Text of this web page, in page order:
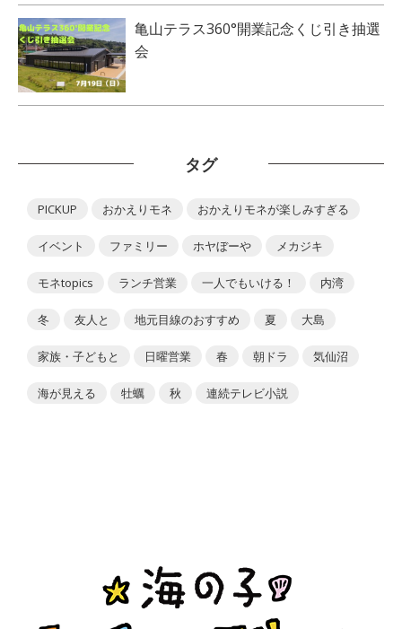
亀山テラス360°開業記念くじ引き抽選
会
タグ
PICKUP おかえりモネ おかえりモネが楽しみすぎる
イベント ファミリー ホヤぼーや メカジキ
モネtopics ランチ営業 一人でもいける！ 内湾
冬 友人と 地元目線のおすすめ 夏 大島
家族・子どもと 日曜営業 春 朝ドラ 気仙沼
海が見える 牡蠣 秋 連続テレビ小説